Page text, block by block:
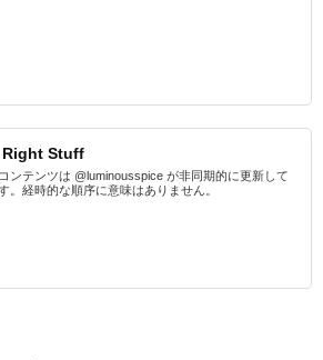
Stuff
ンテンツは @luminousspice が非同期的に更新して
。経時的な順序に意味はありません。